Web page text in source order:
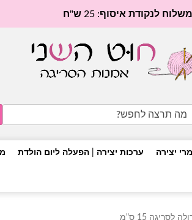
משלוח לנקודת איסוף: 25 ש"ח
יצירה ערכות יצירה | הפעלה ליום הולדת
15 ס"מ